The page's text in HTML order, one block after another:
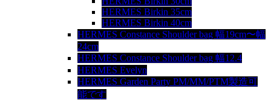
HERMES Birkin 35cm
HERMES Birkin 40cm
HERMES Constance Shoulder bag 幅19cm〜幅
24cm
HERMES Constance Shoulder bag 幅12.4
HERMES Evelyn
HERMES Garden Party PM/MM/PTM製造可
能です